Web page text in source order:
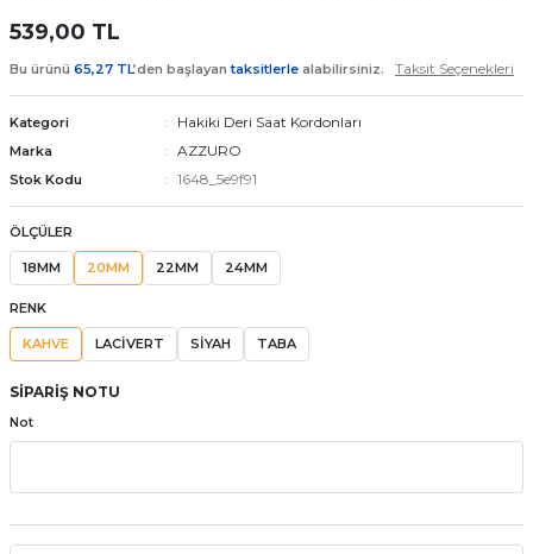
Pili
saat kordonu
Kordonları
539,00 TL
Bu ürünü 65,27 TL’den başlayantaksitlerle alabilirsiniz. Taksit Seçenekleri
Kategori Hakiki Deri Saat Kordonları
Marka AZZURO
Stok Kodu 1648_5e9f91
ÖLÇÜLER
18MM 20MM 22MM 24MM
RENK
KAHVE LACİVERT SİYAH TABA
SİPARİŞ NOTU
Not